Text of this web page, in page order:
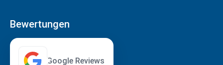
Bewertungen
Google Reviews